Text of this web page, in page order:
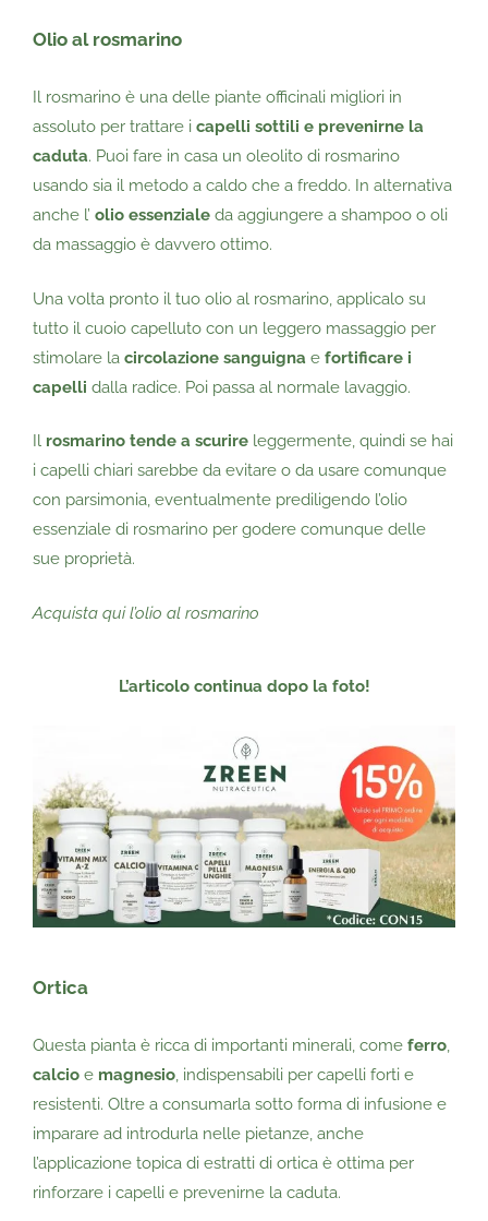
Olio al rosmarino
Il rosmarino è una delle piante officinali migliori in
assoluto per trattare i capelli sottili e prevenirne la
caduta. Puoi fare in casa un oleolito di rosmarino
usando sia il metodo a caldo che a freddo. In alternativa
anche l’ olio essenziale da aggiungere a shampoo o oli
da massaggio è davvero ottimo.
Una volta pronto il tuo olio al rosmarino, applicalo su
tutto il cuoio capelluto con un leggero massaggio per
stimolare la circolazione sanguigna e fortificare i
capelli dalla radice. Poi passa al normale lavaggio.
Il rosmarino tende a scurire leggermente, quindi se hai
i capelli chiari sarebbe da evitare o da usare comunque
con parsimonia, eventualmente prediligendo l’olio
essenziale di rosmarino per godere comunque delle
sue proprietà.
Acquista qui l’olio al rosmarino
L’articolo continua dopo la foto!
Ortica
Questa pianta è ricca di importanti minerali, come ferro,
calcio e magnesio, indispensabili per capelli forti e
resistenti. Oltre a consumarla sotto forma di infusione e
imparare ad introdurla nelle pietanze, anche
l’applicazione topica di estratti di ortica è ottima per
rinforzare i capelli e prevenirne la caduta.